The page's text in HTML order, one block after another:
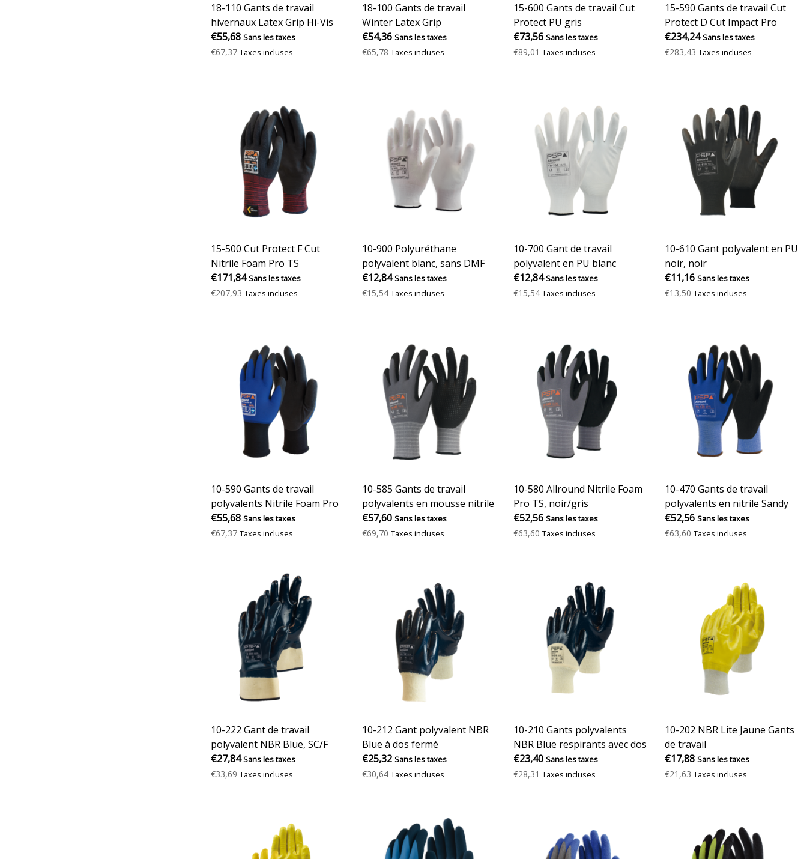
18-110 Gants de travail
hivernaux Latex Grip Hi-Vis
€55,68 Sans les taxes
€67,37 Taxes incluses
18-100 Gants de travail
Winter Latex Grip
€54,36 Sans les taxes
€65,78 Taxes incluses
15-600 Gants de travail Cut
Protect PU gris
€73,56 Sans les taxes
€89,01 Taxes incluses
15-590 Gants de travail Cut
Protect D Cut Impact Pro
€234,24 Sans les taxes
€283,43 Taxes incluses
15-500 Cut Protect F Cut
Nitrile Foam Pro TS
€171,84 Sans les taxes
€207,93 Taxes incluses
10-900 Polyuréthane
polyvalent blanc, sans DMF
€12,84 Sans les taxes
€15,54 Taxes incluses
10-700 Gant de travail
polyvalent en PU blanc
€12,84 Sans les taxes
€15,54 Taxes incluses
10-610 Gant polyvalent en PU
noir, noir
€11,16 Sans les taxes
€13,50 Taxes incluses
10-590 Gants de travail
polyvalents Nitrile Foam Pro
TS
€55,68 Sans les taxes
€67,37 Taxes incluses
10-585 Gants de travail
polyvalents en mousse nitrile
Pro DT
€57,60 Sans les taxes
€69,70 Taxes incluses
10-580 Allround Nitrile Foam
Pro TS, noir/gris
€52,56 Sans les taxes
€63,60 Taxes incluses
10-470 Gants de travail
polyvalents en nitrile Sandy
Pro
€52,56 Sans les taxes
€63,60 Taxes incluses
10-222 Gant de travail
polyvalent NBR Blue, SC/F
€27,84 Sans les taxes
€33,69 Taxes incluses
10-212 Gant polyvalent NBR
Blue à dos fermé
€25,32 Sans les taxes
€30,64 Taxes incluses
10-210 Gants polyvalents
NBR Blue respirants avec dos
en maille
€23,40 Sans les taxes
€28,31 Taxes incluses
10-202 NBR Lite Jaune Gants
de travail
€17,88 Sans les taxes
€21,63 Taxes incluses